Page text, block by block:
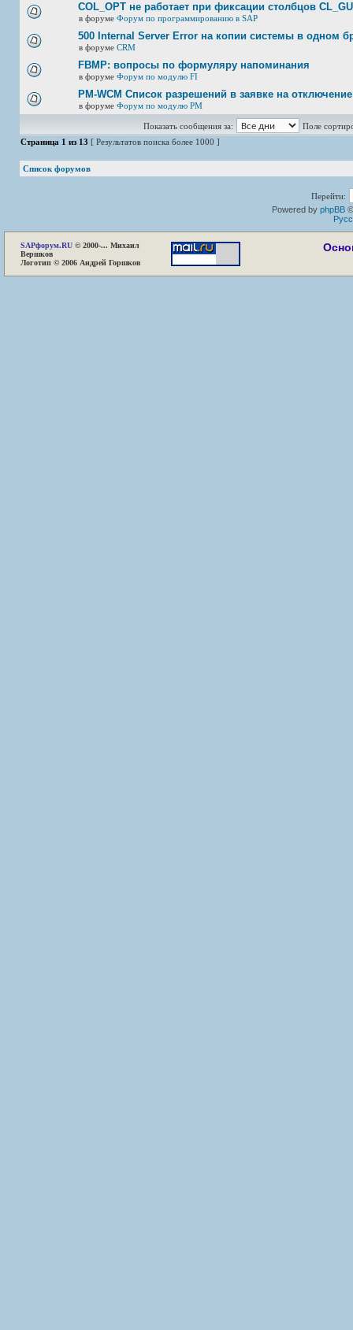
COL_OPT не работает при фиксации столбцов
в форуме Форум по программированию в SAP
500 Internal Server Error на копии системы в одном
в форуме CRM
FBMP: вопросы по формуляру напоминания
в форуме Форум по модулю FI
PM-WCM Список разрешений в заявке на отключение
в форуме Форум по модулю РМ
Показать сообщения за:
Поле
Страница 1 из 13 [ Результатов поиска более 1000 ]
Список форумов
Перейти:
Powered by phpBB
SAPфорум.RU © 2000-... Михаил
Вершков
Логотип © 2006 Андрей Горшков